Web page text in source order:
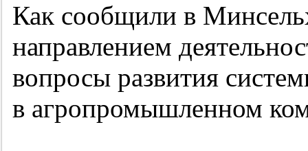
Как сообщили в
направлением
вопросы развития
в агропромышленном